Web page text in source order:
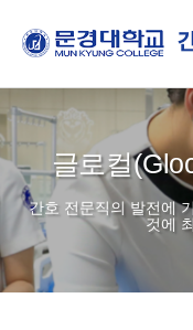
글로컬
간호 전문직의 발전에
것에